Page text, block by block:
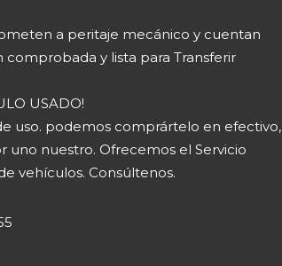
a peritaje mecánico y cuentan
y lista para Transferir
USADO!
uso. podemos comprártelo en efectivo,
uno nuestro. Ofrecemos el Servicio
vehículos. Consúltenos.